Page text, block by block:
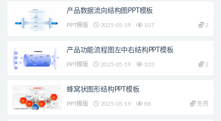
产品数据流向结构图PPT模板
PPT模版 2025-05-19 107 2
产品功能流程图左中右结构PPT模板
PPT模版 2025-05-19 103 2
蜂窝状图形结构PPT模板
PPT模版 2025-05-19 88 免费